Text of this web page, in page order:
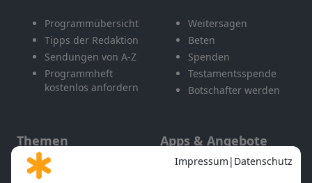
Programmübersicht
Tipps der Redaktion
Sendungen von A-Z
Programmheft
kostenlos anfordern
Weitersagen
Beten
Spenden
Testamentsspende
Botschafter werden
Themen
Gott und Bibel erklärt
Apps & Angebote